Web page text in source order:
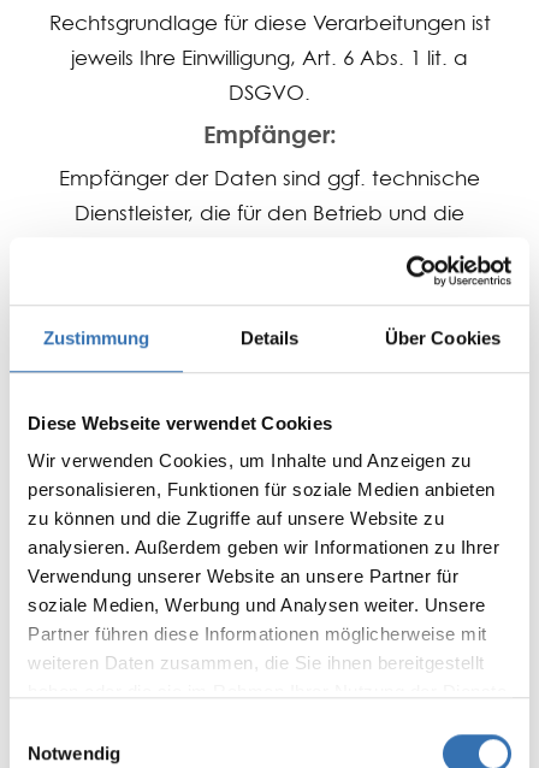
Zustimmung Details Über Cookies
Diese Webseite verwendet Cookies
Wir verwenden Cookies, um Inhalte und Anzeigen zu
personalisieren, Funktionen für soziale Medien anbieten
zu können und die Zugriffe auf unsere Website zu
analysieren. Außerdem geben wir Informationen zu Ihrer
Verwendung unserer Website an unsere Partner für
soziale Medien, Werbung und Analysen weiter. Unsere
Partner führen diese Informationen möglicherweise mit
weiteren Daten zusammen, die Sie ihnen bereitgestellt
Notwendig
Rechtsgrundlage für diese Verarbeitungen ist
jeweils Ihre Einwilligung, Art. 6 Abs. 1 lit. a
DSGVO.
Empfänger:
Empfänger der Daten sind ggf. technische
Dienstleister, die für den Betrieb und die
Auftragsverarbeiter tätig werden.
Weitere Empfänger entnehmen Sie bitte den
Remarketing- und Webanalyse-
Technologien.
Drittlandtransfer:
Informationen hierzu entnehmen Sie bitte aus den
Auflistungen der einzelnen Darstellungs-, Tracking-,
Remarketing- und Webanalyse-Anbietern.
Bereitstellung vorgeschrieben oder
erforderlich:
Natürlich können Sie unsere Website